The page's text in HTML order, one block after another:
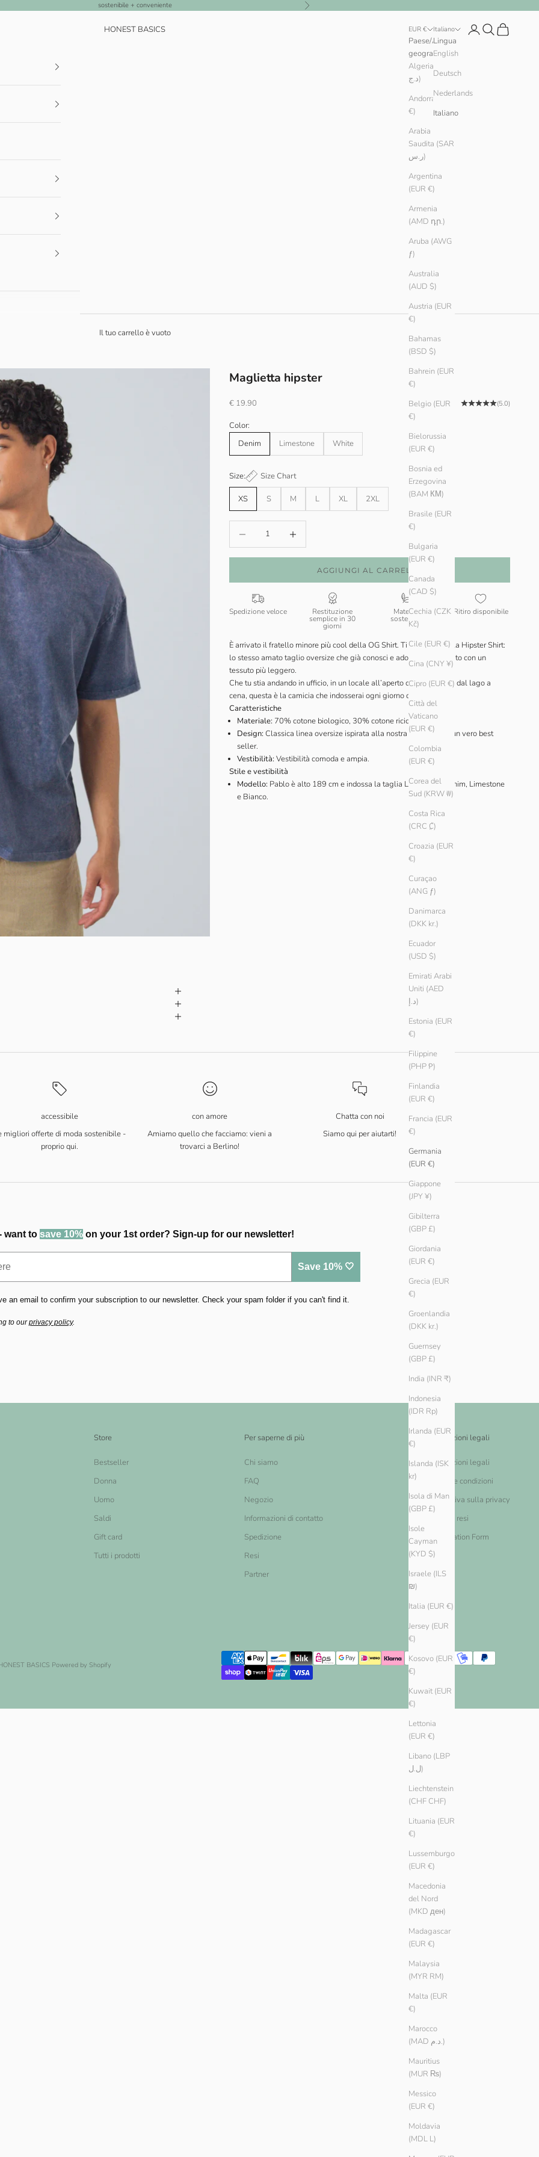
sostenibile + conveniente Successivo
HONEST BASICS EUR €
Paese/Area
geografica
Algeria (DZD
د.ج)
Andorra (EUR
€)
Arabia
Saudita (SAR
ر.س)
Argentina
(EUR €)
Armenia
(AMD դր.)
Aruba (AWG
ƒ)
Australia
(AUD $)
Austria (EUR
€)
Bahamas
(BSD $)
Bahrein (EUR
€)
Belgio (EUR
€)
Bielorussia
(EUR €)
Bosnia ed
Erzegovina
(BAM КМ)
Brasile (EUR
€)
Bulgaria
(EUR €)
Canada
(CAD $)
Cechia (CZK
Kč)
Cile (EUR €)
Cina (CNY ¥)
Cipro (EUR €)
Città del
Vaticano
(EUR €)
Colombia
(EUR €)
Corea del
Sud (KRW ₩)
Costa Rica
(CRC ₡)
Croazia (EUR
€)
Curaçao
(ANG ƒ)
Danimarca
(DKK kr.)
Ecuador
(USD $)
Emirati Arabi
Uniti (AED
د.إ)
Estonia (EUR
€)
Filippine
(PHP ₱)
Finlandia
(EUR €)
Francia (EUR
€)
Germania
(EUR €)
Giappone
(JPY ¥)
Gibilterra
(GBP £)
Giordania
(EUR €)
Grecia (EUR
€)
Groenlandia
(DKK kr.)
Guernsey
(GBP £)
India (INR ₹)
Indonesia
(IDR Rp)
Irlanda (EUR
€)
Islanda (ISK
kr)
Isola di Man
(GBP £)
Isole
Cayman
(KYD $)
Israele (ILS
₪)
Italia (EUR €)
Jersey (EUR
€)
Kosovo (EUR
€)
Kuwait (EUR
€)
Lettonia
(EUR €)
Libano (LBP
ل.ل)
Liechtenstein
(CHF CHF)
Lituania (EUR
€)
Lussemburgo
(EUR €)
Macedonia
del Nord
(MKD ден)
Madagascar
(EUR €)
Malaysia
(MYR RM)
Malta (EUR
€)
Marocco
(MAD د.م.)
Mauritius
(MUR ₨)
Messico
(EUR €)
Moldavia
(MDL L)
Italiano
Lingua
English
Deutsch
Nederlands
Italiano
LoginCercaCarrello
Il tuo carrello è vuoto
Maglietta hipster
Prezzo scontato
€ 19.90 (5.0)
Color:
Denim
Limestone White
Size: Size Chart
XS S M L XL 2XL
AGGIUNGI AL CARRELLO
Spedizione veloce Restituzione
semplice in 30
giorni
Materiali
sostenibili
Ritiro disponibile
È arrivato il fratello minore più cool della OG Shirt. Ti presentiamo la Hipster Shirt:
lo stesso amato taglio oversize che già conosci e adori, ora realizzato con un
tessuto più leggero.
Che tu stia andando in ufficio, in un locale all’aperto o direttamente dal lago a
cena, questa è la camicia che indosserai ogni giorno quest’estate.
Caratteristiche
Materiale: 70% cotone biologico, 30% cotone riciclato.
Design: Classica linea oversize ispirata alla nostra camicia OG, un vero best
seller.
Vestibilità: Vestibilità comoda e ampia.
Stile e vestibilità
Modello: Pablo è alto 189 cm e indossa la taglia L nei colori Denim, Limestone
e Bianco.
accessibile
migliori offerte di moda sostenibile -
proprio qui.
con amore
Amiamo quello che facciamo: vieni a
trovarci a Berlino!
Chatta con noi
Siamo qui per aiutarti!
want to save 10%on your 1st order? Sign-up for our newsletter!
Save 10% 🤍
an email to confirm your subscription to our newsletter. Check your spam folder if you can't find it.
to ourprivacy policy.
Store
Bestseller
Donna
Uomo
Saldi
Gift card
Tutti i prodotti
Per saperne di più
Chi siamo
FAQ
Negozio
Informazioni di contatto
Spedizione
Resi
Partner
Informazioni legali
Informazioni legali
Termini e condizioni
Informativa sulla privacy
Cambi e resi
Cancellation Form
BASICS Powered by Shopify